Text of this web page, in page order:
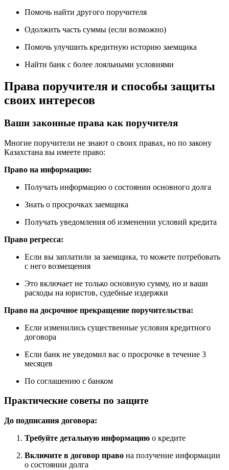
Помочь найти другого поручителя
Одолжить часть суммы (если возможно)
Помочь улучшить кредитную историю заемщика
Найти банк с более лояльными условиями
Права поручителя и способы защиты
своих интересов
Ваши законные права как поручителя
Многие поручители не знают о своих правах, но по закону
Казахстана вы имеете право:
Право на информацию:
Получать информацию о состоянии основного долга
Знать о просрочках заемщика
Получать уведомления об изменении условий кредита
Право регресса:
Если вы заплатили за заемщика, то можете потребовать
с него возмещения
Это включает не только основную сумму, но и ваши
расходы на юристов, судебные издержки
Право на досрочное прекращение поручительства:
Если изменились существенные условия кредитного
договора
Если банк не уведомил вас о просрочке в течение 3
месяцев
По соглашению с банком
Практические советы по защите
До подписания договора:
Требуйте детальную информацию о кредите
Включите в договор право на получение информации
о состоянии долга